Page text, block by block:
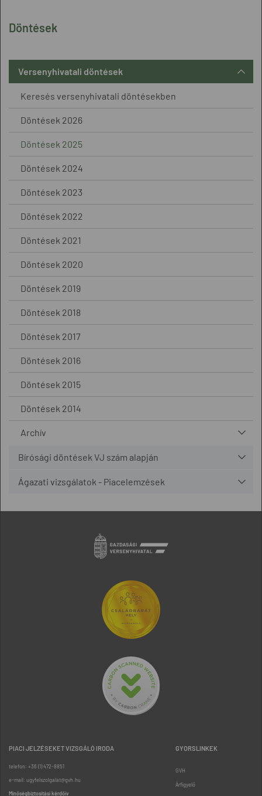
Döntések
Versenyhivatali döntések
Keresés versenyhivatali döntésekben
Döntések 2026
Döntések 2025
Döntések 2024
Döntések 2023
Döntések 2022
Döntések 2021
Döntések 2020
Döntések 2019
Döntések 2018
Döntések 2017
Döntések 2016
Döntések 2015
Döntések 2014
Archív
Bírósági döntések VJ szám alapján
Ágazati vizsgálatok - Piacelemzések
PIACI JELZÉSEKET VIZSGÁLÓ IRODA
telefon: +36 (1) 472-8851
e-mail: ugyfelszolgalat@gvh.hu
Minőségbiztosítási kérdőív
GYORSLINKEK
GVH
Árfigyelő